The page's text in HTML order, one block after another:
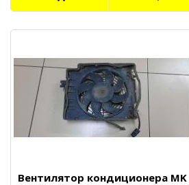
Вентилятор кондиционера MK